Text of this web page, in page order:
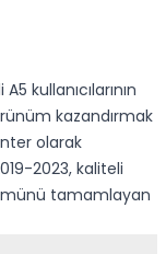
kullanıcılarının
kazandırmak
olarak
2023, kaliteli
tamamlayan